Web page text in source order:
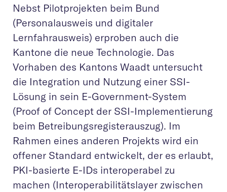
Nebst Pilotprojekten beim Bund
(Personalausweis und digitaler
Lernfahrausweis) erproben auch die
Kantone die neue Technologie. Das
Vorhaben des Kantons Waadt untersucht
die Integration und Nutzung einer SSI-
Lösung in sein E-Government-System
(Proof of Concept der SSI-Implementierung
beim Betreibungsregisterauszug). Im
Rahmen eines anderen Projekts wird ein
offener Standard entwickelt, der es erlaubt,
PKI-basierte E-IDs interoperabel zu
machen (Interoperabilitätslayer zwischen